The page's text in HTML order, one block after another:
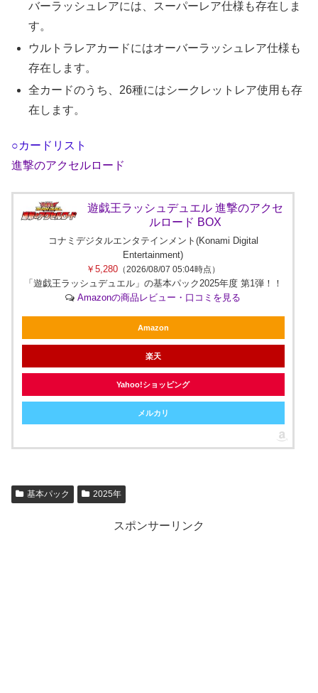
バーラッシュレアには、スーパーレア仕様も存在しま
す。
ウルトラレアカードにはオーバーラッシュレア仕様も
存在します。
全カードのうち、26種にはシークレットレア使用も存
在します。
○カードリスト
進撃のアクセルロード
遊戯王ラッシュデュエル 進撃のアクセ
ルロード BOX
コナミデジタルエンタテインメント(Konami Digital
Entertainment)
￥5,280 （2026/08/07 05:04時点）
「遊戯王ラッシュデュエル」の基本パック2025年度 第1弾！！
Amazonの商品レビュー・口コミを見る
Amazon
楽天
Yahoo!ショッピング
メルカリ
基本パック 2025年
スポンサーリンク